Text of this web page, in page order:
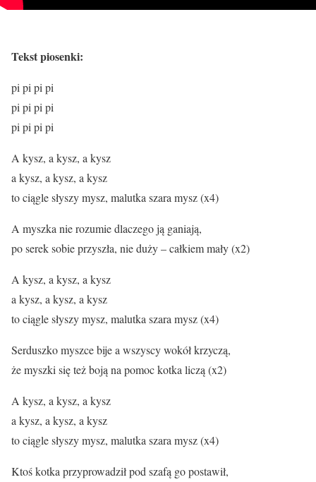
Tekst piosenki:
pi pi pi pi
pi pi pi pi
pi pi pi pi
A kysz, a kysz, a kysz
a kysz, a kysz, a kysz
to ciągle słyszy mysz, malutka szara mysz (x4)
A myszka nie rozumie dlaczego ją ganiają,
po serek sobie przyszła, nie duży – całkiem mały (x2)
A kysz, a kysz, a kysz
a kysz, a kysz, a kysz
to ciągle słyszy mysz, malutka szara mysz (x4)
Serduszko myszce bije a wszyscy wokół krzyczą,
że myszki się też boją na pomoc kotka liczą (x2)
A kysz, a kysz, a kysz
a kysz, a kysz, a kysz
to ciągle słyszy mysz, malutka szara mysz (x4)
Ktoś kotka przyprowadził pod szafą go postawił,